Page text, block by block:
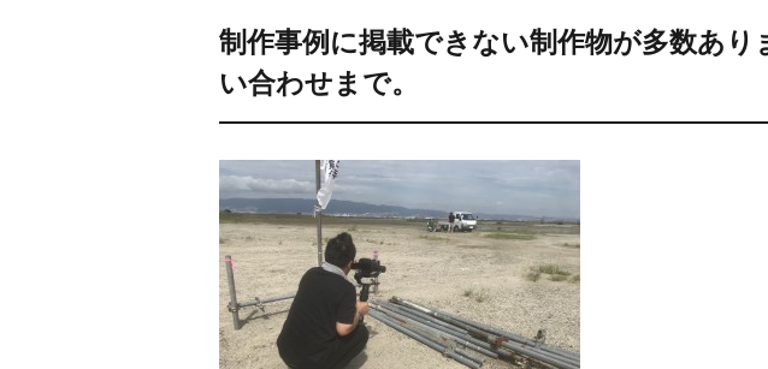
制作事例に掲載できない制作物が多数あり
い合わせまで。